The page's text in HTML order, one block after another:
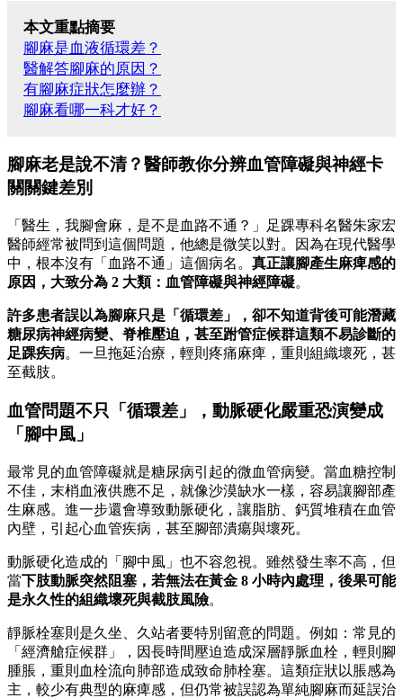
本文重點摘要
腳麻是血液循環差？
醫解答腳麻的原因？
有腳麻症狀怎麼辦？
腳麻看哪一科才好？
腳麻老是說不清？醫師教你分辨血管障礙與神經卡
關關鍵差別
「醫生，我腳會麻，是不是血路不通？」足踝專科名醫朱家宏
醫師經常被問到這個問題，他總是微笑以對。因為在現代醫學
中，根本沒有「血路不通」這個病名。 真正讓腳產生麻痺感的
原因，大致分為 2 大類：血管障礙與神經障礙。
許多患者誤以為腳麻只是「循環差」，卻不知道背後可能潛藏
糖尿病神經病變、脊椎壓迫，甚至跗管症候群這類不易診斷的
足踝疾病。一旦拖延治療，輕則疼痛麻痺，重則組織壞死，甚
至截肢。
血管問題不只「循環差」，動脈硬化嚴重恐演變成
「腳中風」
最常見的血管障礙就是糖尿病引起的微血管病變。當血糖控制
不佳，末梢血液供應不足，就像沙漠缺水一樣，容易讓腳部產
生麻感。進一步還會導致動脈硬化，讓脂肪、鈣質堆積在血管
內壁，引起心血管疾病，甚至腳部潰瘍與壞死。
動脈硬化造成的「腳中風」也不容忽視。雖然發生率不高，但
當下肢動脈突然阻塞，若無法在黃金 8 小時內處理，後果可能
是永久性的組織壞死與截肢風險。
靜脈栓塞則是久坐、久站者要特別留意的問題。例如：常見的
「經濟艙症候群」，因長時間壓迫造成深層靜脈血栓，輕則腳
腫脹，重則血栓流向肺部造成致命肺栓塞。這類症狀以脹感為
主，較少有典型的麻痺感，但仍常被誤認為單純腳麻而延誤治